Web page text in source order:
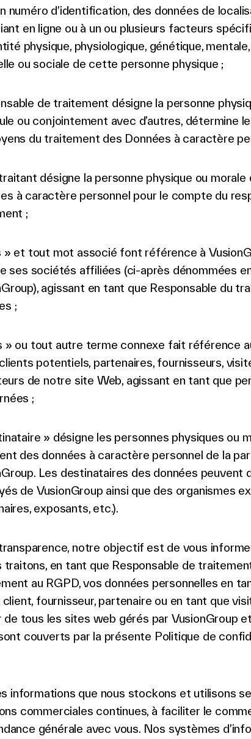
numéro d’identification, des données de
en ligne ou à un ou plusieurs facteurs
physique, physiologique, génétique,
ou sociale de cette personne physique ;
de traitement désigne la personne
ou conjointement avec d’autres, détermine
du traitement des Données à caractère
désigne la personne physique ou morale
à caractère personnel pour le compte du
;
» et tout mot associé font référence à
ses sociétés affiliées (ci-après dénommées
agissant en tant que Responsable du
;
» ou tout autre terme connexe fait référence
potentiels, partenaires, fournisseurs,
de notre site Web, agissant en tant que
;
» désigne les personnes physiques ou
des données à caractère personnel de la
Les destinataires des données peuvent
de VusionGroup ainsi que des organismes
exposants, etc.).
notre objectif est de vous
traitons, en tant que Responsable de
au RGPD, vos données personnelles en
fournisseur, partenaire ou en tant que
de tous les sites web gérés par VusionGroup
couverts par la présente Politique de
informations que nous stockons et utilisons
commerciales continues, à faciliter le
générale avec vous. Nos systèmes